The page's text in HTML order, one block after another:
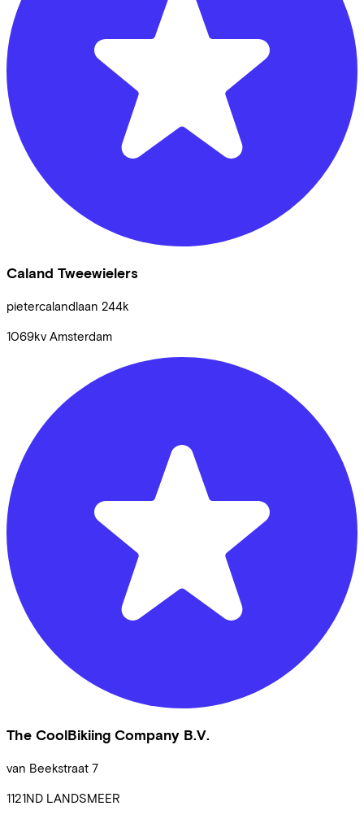
Caland Tweewielers
pietercalandlaan 244k
1069kv Amsterdam
The CoolBikiing Company B.V.
van Beekstraat 7
1121ND LANDSMEER